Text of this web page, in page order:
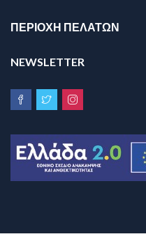
ΠΕΡΙΟΧΗ ΠΕΛΑΤΩΝ
NEWSLETTER